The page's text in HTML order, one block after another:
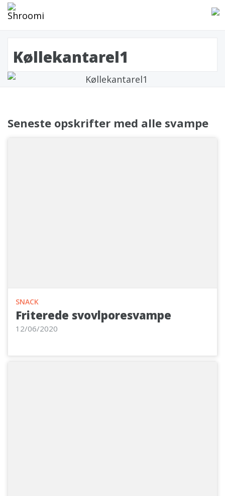
Køllekantarel1
Seneste opskrifter med alle svampe
SNACK
Friterede svovlporesvampe
12/06/2020